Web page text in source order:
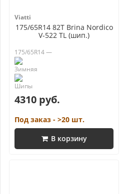
Viatti
175/65R14 82T Brina Nordico
V-522 TL (шип.)
175/65R14 —
4310 руб.
Под заказ - >20 шт.
В корзину